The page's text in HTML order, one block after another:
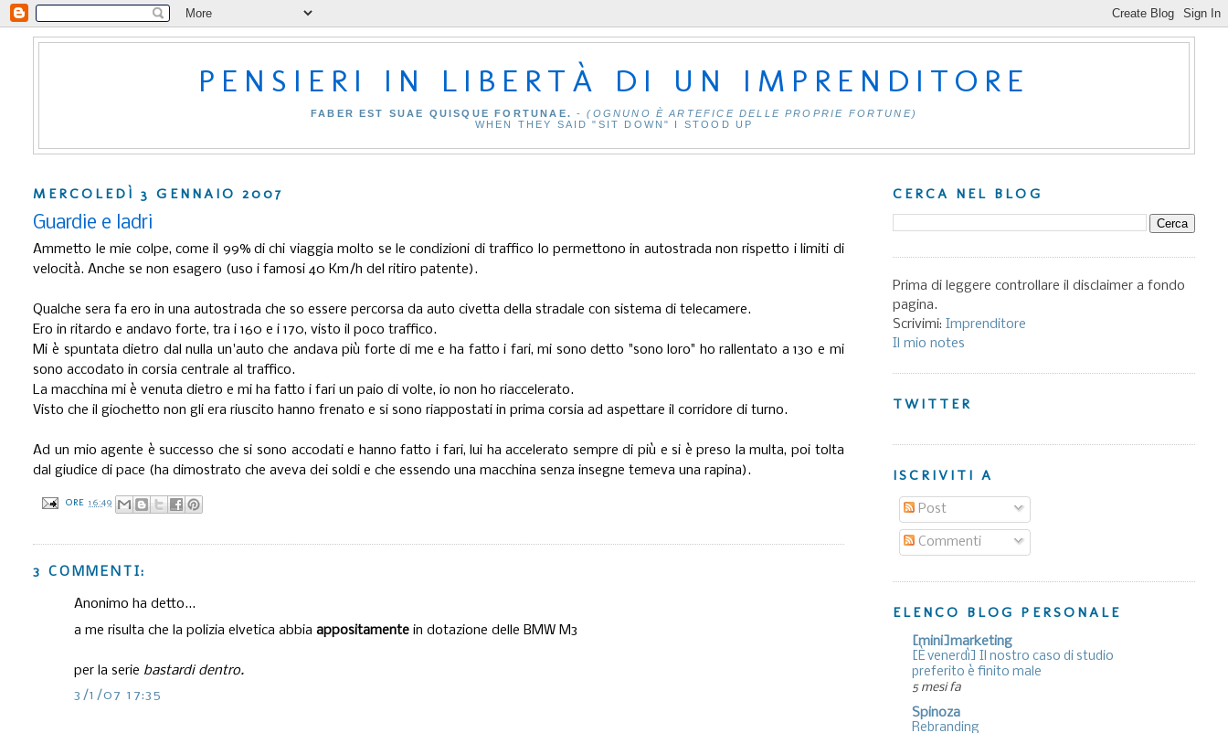
PENSIERI IN LIBERTÀ DI UN IMPRENDITORE
FABER EST SUAE QUISQUE FORTUNAE. -(OGNUNO È ARTEFICE DELLE PROPRIE FORTUNE)
WHEN THEY SAID "SIT DOWN" I STOOD UP
MERCOLEDÌ 3 GENNAIO 2007
Guardie e ladri
Ammetto le mie colpe, come il 99% di chi viaggia molto se le condizioni di traffico lo permettono in autostrada non rispetto i limiti di
velocità. Anche se non esagero (uso i famosi 40 Km/h del ritiro patente).
Qualche sera fa ero in una autostrada che so essere percorsa da auto civetta della stradale con sistema di telecamere.
Ero in ritardo e andavo forte, tra i 160 e i 170, visto il poco traffico.
Mi è spuntata dietro dal nulla un'auto che andava più forte di me e ha fatto i fari, mi sono detto "sono loro" ho rallentato a 130 e mi
sono accodato in corsia centrale al traffico.
La macchina mi è venuta dietro e mi ha fatto i fari un paio di volte, io non ho riaccelerato.
Visto che il giochetto non gli era riuscito hanno frenato e si sono riappostati in prima corsia ad aspettare il corridore di turno.
Ad un mio agente è successo che si sono accodati e hanno fatto i fari, lui ha accelerato sempre di più e si è preso la multa, poi tolta
dal giudice di pace (ha dimostrato che aveva dei soldi e che essendo una macchina senza insegne temeva una rapina).
ORE16:49
3 COMMENTI:
Anonimo ha detto...
a me risulta che la polizia elvetica abbiaappositamente in dotazione delle BMW M3
per la serie bastardi dentro.
3/1/07 17:35
CERCA NEL BLOG
Prima di leggere controllare il disclaimer a fondo
pagina.
Scrivimi: Imprenditore
Il mio notes
TWITTER
ISCRIVITI A
Post
Commenti
ELENCO BLOG PERSONALE
[mini]marketing
[È venerdì] Il nostro caso di studio
preferito è finito male
5 mesi fa
Spinoza
Rebranding